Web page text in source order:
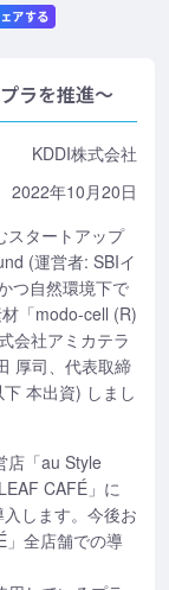
ラを推進～
KDDI株式会社
2022年10月20日
スタートアップ
(運営者: SBIイ
つ自然環境下で
「modo-cell (R)
会社アミカテラ
厚司、代表取締
本出資) しまし
店「au Style
CAFÉ」に
します。今後お
」全店舗での導